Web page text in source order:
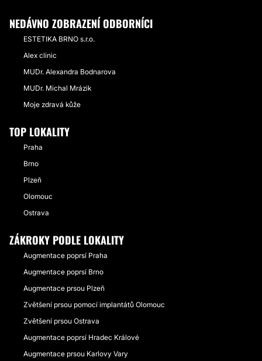
NEDÁVNO ZOBRAZENÍ ODBORNÍCI
ESTETIKA BRNO s.r.o.
Alex clinic
MUDr. Alexandra Bodnarova
MUDr. Michal Mrázik
Moje zdravá kůže
TOP LOKALITY
Praha
Brno
Plzeň
Olomouc
Ostrava
ZÁKROKY PODLE LOKALITY
Augmentace poprsí Praha
Augmentace poprsí Brno
Augmentace prsou Plzeň
Zvětšení prsou pomocí implantátů Olomouc
Zvětšení prsou Ostrava
Augmentace poprsí Hradec Králové
Augmentace prsou Karlovy Vary